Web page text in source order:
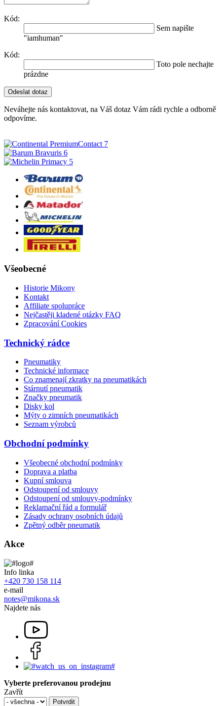
Kód:
Sem napište
"iamhuman"
Kód:
Toto pole nechajte
prázdne
Neváhejte nás kontaktovat, na Váš dotaz Vám rádi rychle a odborně
odpovíme.
Všeobecné
Historie Mikony
Kontakt
Affiliate spolupráce
Nejčastěji kladené otázky FAQ
Zpracování Cookies
Technický rádce
Pneumatiky
Technické informace
Co znamenají zkratky na pneumatikách
Stárnutí pneumatik
Značky pneumatik
Disky kol
Mýty o zimních pneumatikách
Seznam výrobců
Obchodní podmínky
Všeobecné obchodní podmínky
Doprava a platba
Kupní smlouva
Odstoupení od smlouvy
Odstoupení od smlouvy-podmínky
Reklamační řád a formulář
Zásady ochrany osobních údajů
Zpětný odběr pneumatik
Akce
Info linka
+420 730 158 114
e-mail
notes@mikona.sk
Najdete nás
Vyberte preferovanou prodejnu
Zavřít